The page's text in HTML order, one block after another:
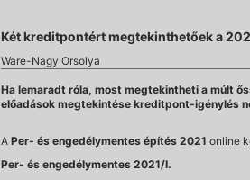
Két kreditpontért megtekinthetőek a
Ware-Nagy Orsolya
Ha lemaradt róla, most megtekintheti a múlt
előadások megtekintése kreditpont-igénylés
A Per- és engedélymentes építés 2021 online
Per- és engedélymentes 2021/I.